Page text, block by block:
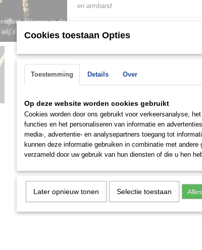
onlangs in de
contact met u op.
en armband.
Cookies toestaan Opties
Toestemming Details Over
Op deze website worden cookies gebruikt
Cookies worden door ons gebruikt voor verkeersanalyse,
functies en het personaliseren van informatie en
media-, advertentie- en analysepartners toegang tot
kunnen deze informatie gebruiken in combinatie met
verzameld door uw gebruik van hun diensten of die u hen
Later opnieuw tonen Selectie toestaan